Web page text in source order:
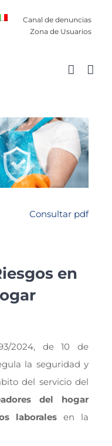
Canal de denuncias
Zona de Usuarios
Consultar pdf
en
2024, de 10 de
la seguridad y
del servicio del
del hogar
laborales en la